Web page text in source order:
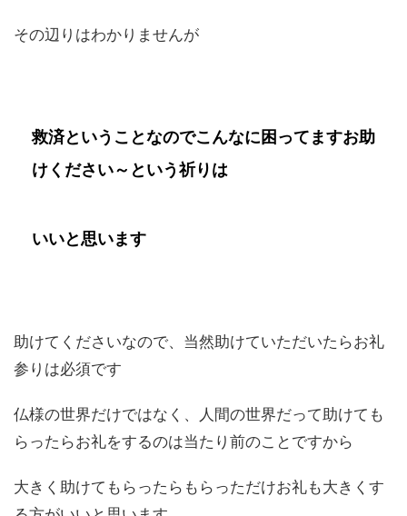
その辺りはわかりませんが
救済ということなのでこんなに困ってますお助
けください～という祈りは
いいと思います
助けてくださいなので、当然助けていただいたらお礼
参りは必須です
仏様の世界だけではなく、人間の世界だって助けても
らったらお礼をするのは当たり前のことですから
大きく助けてもらったらもらっただけお礼も大きくす